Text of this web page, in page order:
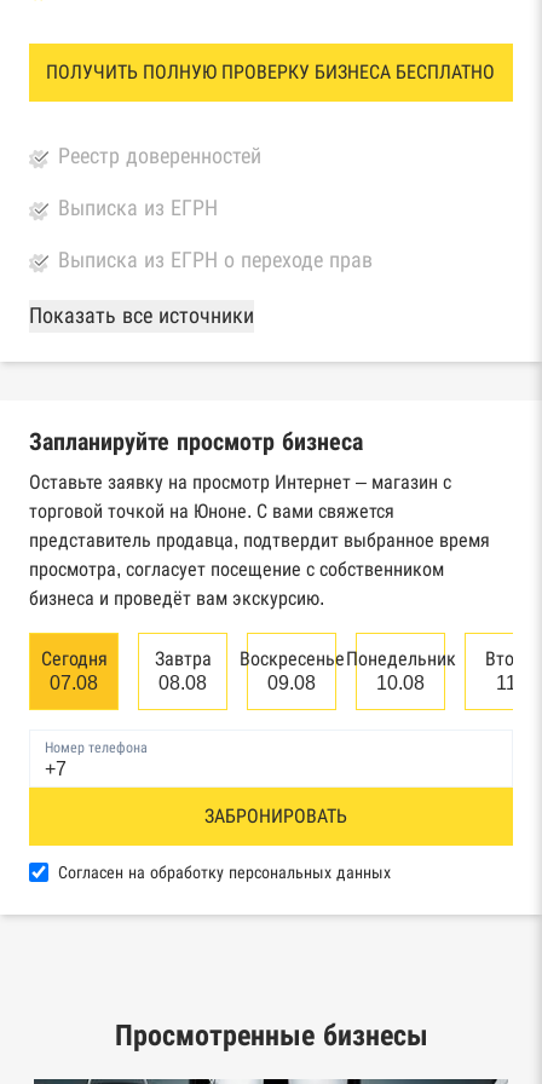
ПОЛУЧИТЬ ПОЛНУЮ ПРОВЕРКУ БИЗНЕСА БЕСПЛАТНО
Реестр доверенностей
Выписка из ЕГРН
Выписка из ЕГРН о переходе прав
База Росстата
Реестры ЕГРЮЛ и ЕГРИП Федеральной
Реестр государственных контрактов
Федерального казначейства
Картотека арбитражных дел Высшего
арбитражного суда
Единый федеральный реестр сведений о
банкротстве юридических лиц
Реестр товарных знаков и знаков обслуживания
База исполнительного производства
Реестры лицензий: Росалкоголь,
Росздравнадзор, Рособрнадзор, Роскомнадзор,
Показать все источники
Запланируйте просмотр бизнеса
Оставьте заявку на просмотр Интернет – магазин с
торговой точкой на Юноне. С вами свяжется
представитель продавца, подтвердит выбранное время
просмотра, согласует посещение с собственником
бизнеса и проведёт вам экскурсию.
Сегодня
07.08
Завтра
08.08
Воскресенье
09.08
Понедельник
10.08
11.08
Номер телефона
ЗАБРОНИРОВАТЬ
Согласен на обработку персональных данных
Просмотренные бизнесы